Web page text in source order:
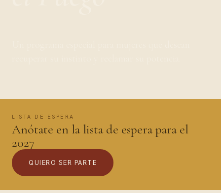
LISTA DE ESPERA
Anótate en la lista de espera para el
2027
QUIERO SER PARTE